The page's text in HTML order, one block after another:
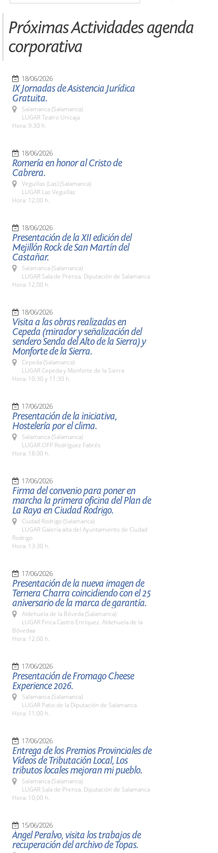
Próximas Actividades agenda
corporativa
18/06/2026
IX Jornadas de Asistencia Jurídica
Gratuita.
Salamanca (Salamanca)
LUGAR Teatro Unicaja
Hora: 9,30 h.
18/06/2026
Romería en honor al Cristo de
Cabrera.
Veguillas (Las) (Salamanca)
LUGAR Las Veguillas
Hora: 12,00 h.
18/06/2026
Presentación de la XII edición del
Mejillón Rock de San Martín del
Castañar.
Salamanca (Salamanca)
LUGAR Sala de Prensa. Diputación de Salamanca
Hora: 12,00 h.
18/06/2026
Visita a las obras realizadas en
Cepeda (mirador y señalización del
sendero Senda del Alto de la Sierra) y
Monforte de la Sierra.
Cepeda (Salamanca)
LUGAR Cepeda y Monforte de la Sierra
Hora: 10:30 y 11:30 h.
17/06/2026
Presentación de la iniciativa,
Hostelería por el clima.
Salamanca (Salamanca)
LUGAR CIFP Rodríguez Fabrés
Hora: 18:00 h.
17/06/2026
Firma del convenio para poner en
marcha la primera oficina del Plan de
La Raya en Ciudad Rodrigo.
Ciudad Rodrigo (Salamanca)
LUGAR Galería alta del Ayuntamiento de Ciudad
Rodrigo
Hora: 13:30 h.
17/06/2026
Presentación de la nueva imagen de
Ternera Charra coincidiendo con el 25
aniversario de la marca de garantía.
Aldehuela de la Bóveda (Salamanca)
LUGAR Finca Castro Enríquez. Aldehuela de la
Bóvedaa
Hora: 12,00 h.
17/06/2026
Presentación de Fromago Cheese
Experience 2026.
Salamanca (Salamanca)
LUGAR Patio de la Diputación de Salamanca
Hora: 11:00 h.
17/06/2026
Entrega de los Premios Provinciales de
Vídeos de Tributación Local, Los
tributos locales mejoran mi pueblo.
Salamanca (Salamanca)
LUGAR Sala de Prensa. Diputación de Salamanca
Hora: 10,00 h.
15/06/2026
Ángel Peralvo, visita los trabajos de
recuperación del archivo de Topas.